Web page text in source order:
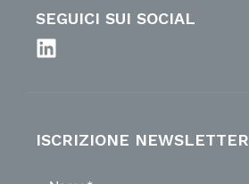
SEGUICI SUI SOCIAL
ISCRIZIONE NEWSLETTER